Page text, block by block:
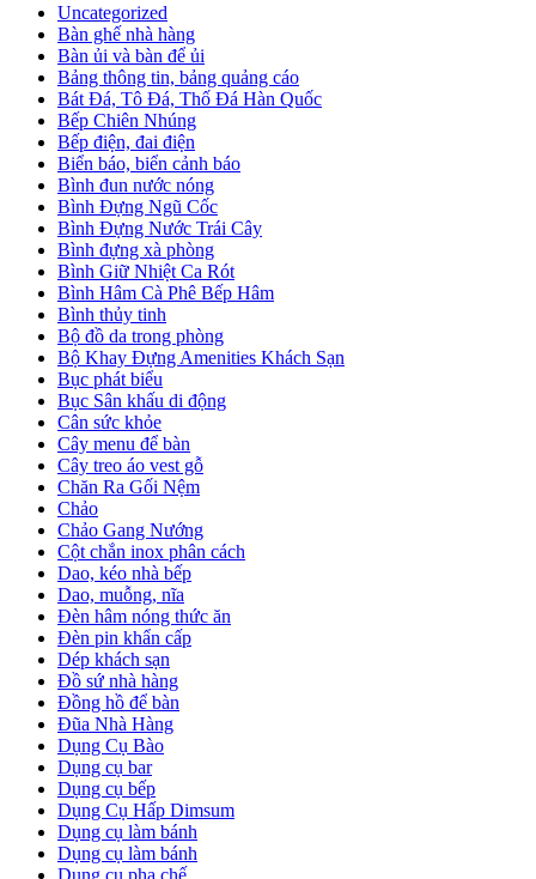
Uncategorized
Bàn ghế nhà hàng
Bàn ủi và bàn để ủi
Bảng thông tin, bảng quảng cáo
Bát Đá, Tô Đá, Thố Đá Hàn Quốc
Bếp Chiên Nhúng
Bếp điện, đai điện
Biển báo, biển cảnh báo
Bình đun nước nóng
Bình Đựng Ngũ Cốc
Bình Đựng Nước Trái Cây
Bình đựng xà phòng
Bình Giữ Nhiệt Ca Rót
Bình Hâm Cà Phê Bếp Hâm
Bình thủy tinh
Bộ đồ da trong phòng
Bộ Khay Đựng Amenities Khách Sạn
Bục phát biểu
Bục Sân khấu di động
Cân sức khỏe
Cây menu để bàn
Cây treo áo vest gỗ
Chăn Ra Gối Nệm
Chảo
Chảo Gang Nướng
Cột chắn inox phân cách
Dao, kéo nhà bếp
Dao, muỗng, nĩa
Đèn hâm nóng thức ăn
Đèn pin khẩn cấp
Dép khách sạn
Đồ sứ nhà hàng
Đồng hồ để bàn
Đũa Nhà Hàng
Dụng Cụ Bào
Dụng cụ bar
Dụng cụ bếp
Dụng Cụ Hấp Dimsum
Dụng cụ làm bánh
Dụng cụ làm bánh
Dụng cụ pha chế